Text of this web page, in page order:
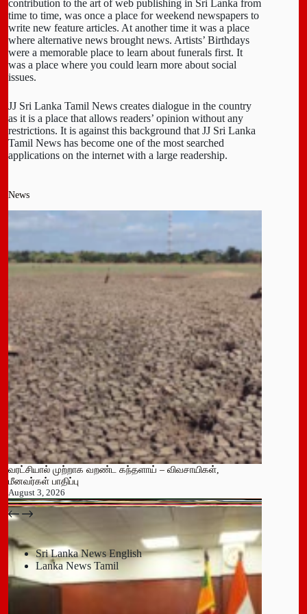
contribution to the art of web publishing in Sri Lanka from
time to time, was once a place for weekend newspapers to
write new feature articles. At another time it was a place
where alternative news brought news. Artists’ Birthdays
were a memorable place to learn about funerals first. It
was a place where you could learn more about social
issues.
JJ Sri Lanka Tamil News creates dialogue in the country
as it is a place that allows readers’ opinion without any
restrictions. It is against this background that JJ Sri Lanka
Tamil News has become one of the most searched
applications on the internet with a large readership.
News
வரட்சியால் முற்றாக வறண்ட கந்தளாய் – விவசாயிகள்,
மீனவர்கள் பாதிப்பு
August 3, 2026
பதுளை மாநகர சபையின் NPP உறுப்பினர் திடீர் ராஜினாமா!
July 14, 2026
Sri Lanka News English
Lanka News Tamil